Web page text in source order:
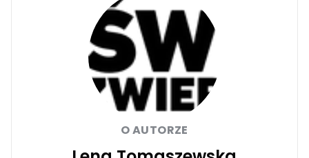
O AUTORZE